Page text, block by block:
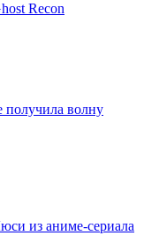
Recon
получила волну
из аниме-сериала